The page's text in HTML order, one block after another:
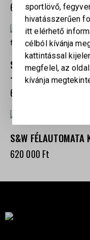
620 000Ft
SMITH & WESSON
– 9×19, FEKETE, FIX
620 000
S&W
620 000 Ft
sportlövő,
hivatásszerűen
itt elérhető
célból kívánja
kattintással
megfelel, az
kívánja